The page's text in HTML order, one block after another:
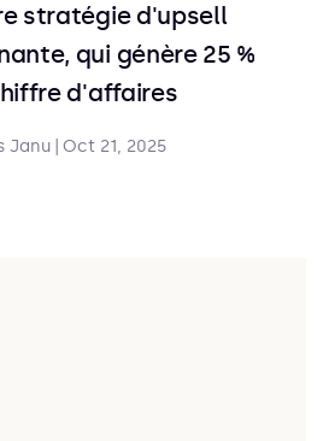
stratégie d'upsell
qui génère 25 %
d'affaires
Janu Oct 21, 2025